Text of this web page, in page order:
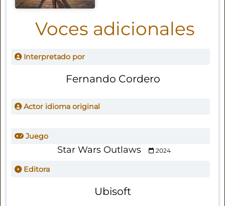
Voces adicionales
Interpretado por
Fernando Cordero
Actor idioma original
Juego
Star Wars Outlaws 2024
Editora
Ubisoft